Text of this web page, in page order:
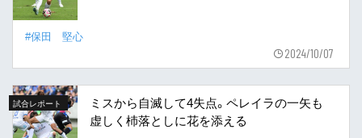
#保田 堅心
2024/10/07
試合レポート
ミスから自滅して4失点。ペレイラの一矢も
虚しく杮落としに花を添える